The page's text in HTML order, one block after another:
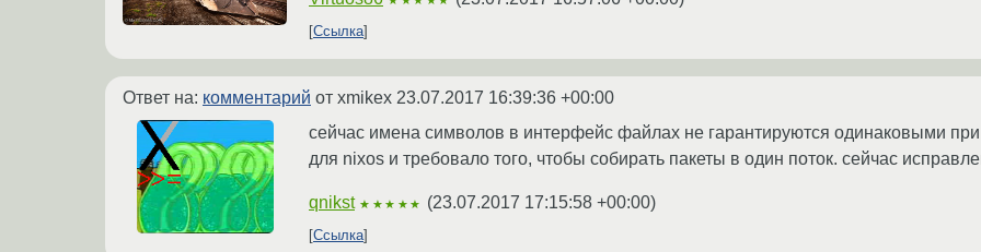
Ссылка
Ответ на: комментарий от xmikex 23.07.2017 16:39:36 +00:00
сейчас имена символов в интерфейс файлах не гарантируются одинаковыми
для nixos и требовало того, чтобы собирать пакеты в один поток. сейчас
qnikst ★★★★★ (23.07.2017 17:15:58 +00:00)
Ссылка